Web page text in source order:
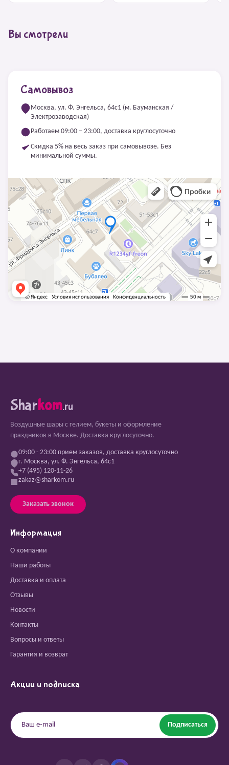
Вы смотрели
Самовывоз
Москва, ул. Ф. Энгельса, 64с1 (м. Бауманская /
Электрозаводская)
Работаем 09:00 – 23:00, доставка круглосуточно
Скидка 5% на весь заказ при самовывозе. Без
минимальной суммы.
Sharkom.ru
Воздушные шары с гелием, букеты и оформление
праздников в Москве. Доставка круглосуточно.
09:00 - 23:00 прием заказов, доставка круглосуточно
г. Москва, ул. Ф. Энгельса, 64с1
+7 (495) 120-11-26
zakaz@sharkom.ru
Заказать звонок
Информация
О компании
Наши работы
Доставка и оплата
Отзывы
Новости
Контакты
Вопросы и ответы
Гарантия и возврат
Акции и подписка
Подписаться